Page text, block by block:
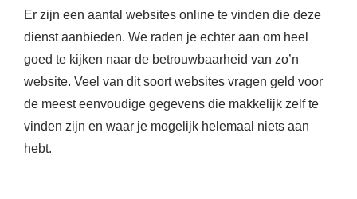
Er zijn een aantal websites online te vinden die deze
dienst aanbieden. We raden je echter aan om heel
goed te kijken naar de betrouwbaarheid van zo’n
website. Veel van dit soort websites vragen geld voor
de meest eenvoudige gegevens die makkelijk zelf te
vinden zijn en waar je mogelijk helemaal niets aan
hebt.